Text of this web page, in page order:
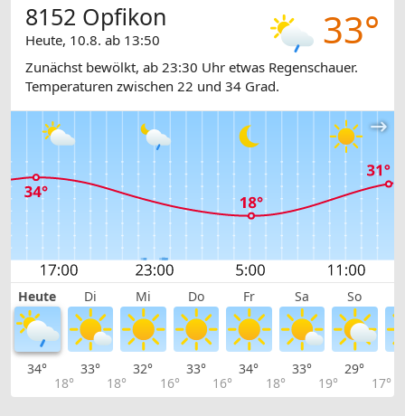
33°
8152 Opfikon
Heute, 10.8. ab 13:50
Zunächst bewölkt, ab 23:30 Uhr etwas Regenschauer.
Temperaturen zwischen 22 und 34 Grad.
Heute Di Mi Do Fr Sa So
34°
18°
33°
18°
32°
16°
33°
16°
34°
18°
33°
19°
29°
17°